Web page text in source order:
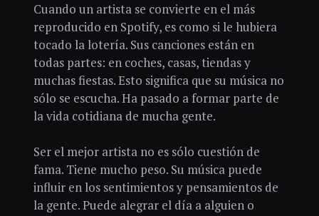
Cuando un artista se convierte en el más
reproducido en Spotify, es como si le hubiera
tocado la lotería. Sus canciones están en
todas partes: en coches, casas, tiendas y
muchas fiestas. Esto significa que su música no
sólo se escucha. Ha pasado a formar parte de
la vida cotidiana de mucha gente.
Ser el mejor artista no es sólo cuestión de
fama. Tiene mucho peso. Su música puede
influir en los sentimientos y pensamientos de
la gente. Puede alegrar el día a alguien o